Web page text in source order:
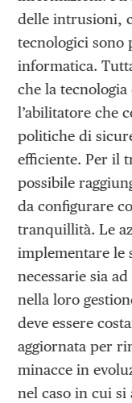
delle intrusioni,
tecnologici sono
informatica.
che la
l’abilitatore che
politiche di
efficiente. Per il
possibile
da configurare
tranquillità. Le
implementare le
necessarie sia
nella loro
deve essere
aggiornata per
minacce in
nel caso in cui si